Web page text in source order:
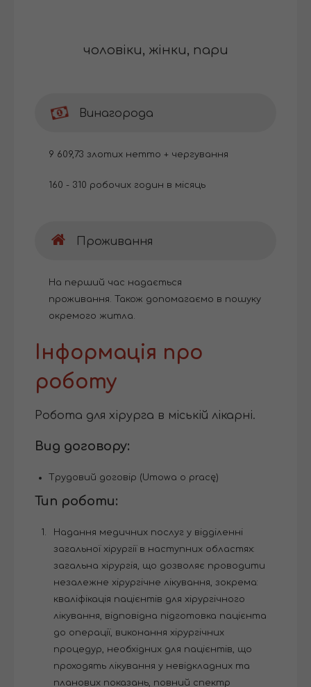
чоловіки, жінки, пари
Винагорода
9 609,73 злотих нетто + чергування
160 - 310 робочих годин в місяць
Проживання
На перший час надається
проживання. Також допомагаємо в пошуку
окремого житла.
Інформація про
роботу
Робота для хірурга в міській лікарні.
Вид договору:
Трудовий договір (Umowa o pracę)
Тип роботи:
Надання медичних послуг у відділенні
загальної хірургії в наступних областях:
загальна хірургія, що дозволяє проводити
незалежне хірургічне лікування, зокрема:
кваліфікація пацієнтів для хірургічного
лікування, відповідна підготовка пацієнта
до операції, виконання хірургічних
процедур, необхідних для пацієнтів, що
проходять лікування у невідкладних та
планових показань, повний спектр